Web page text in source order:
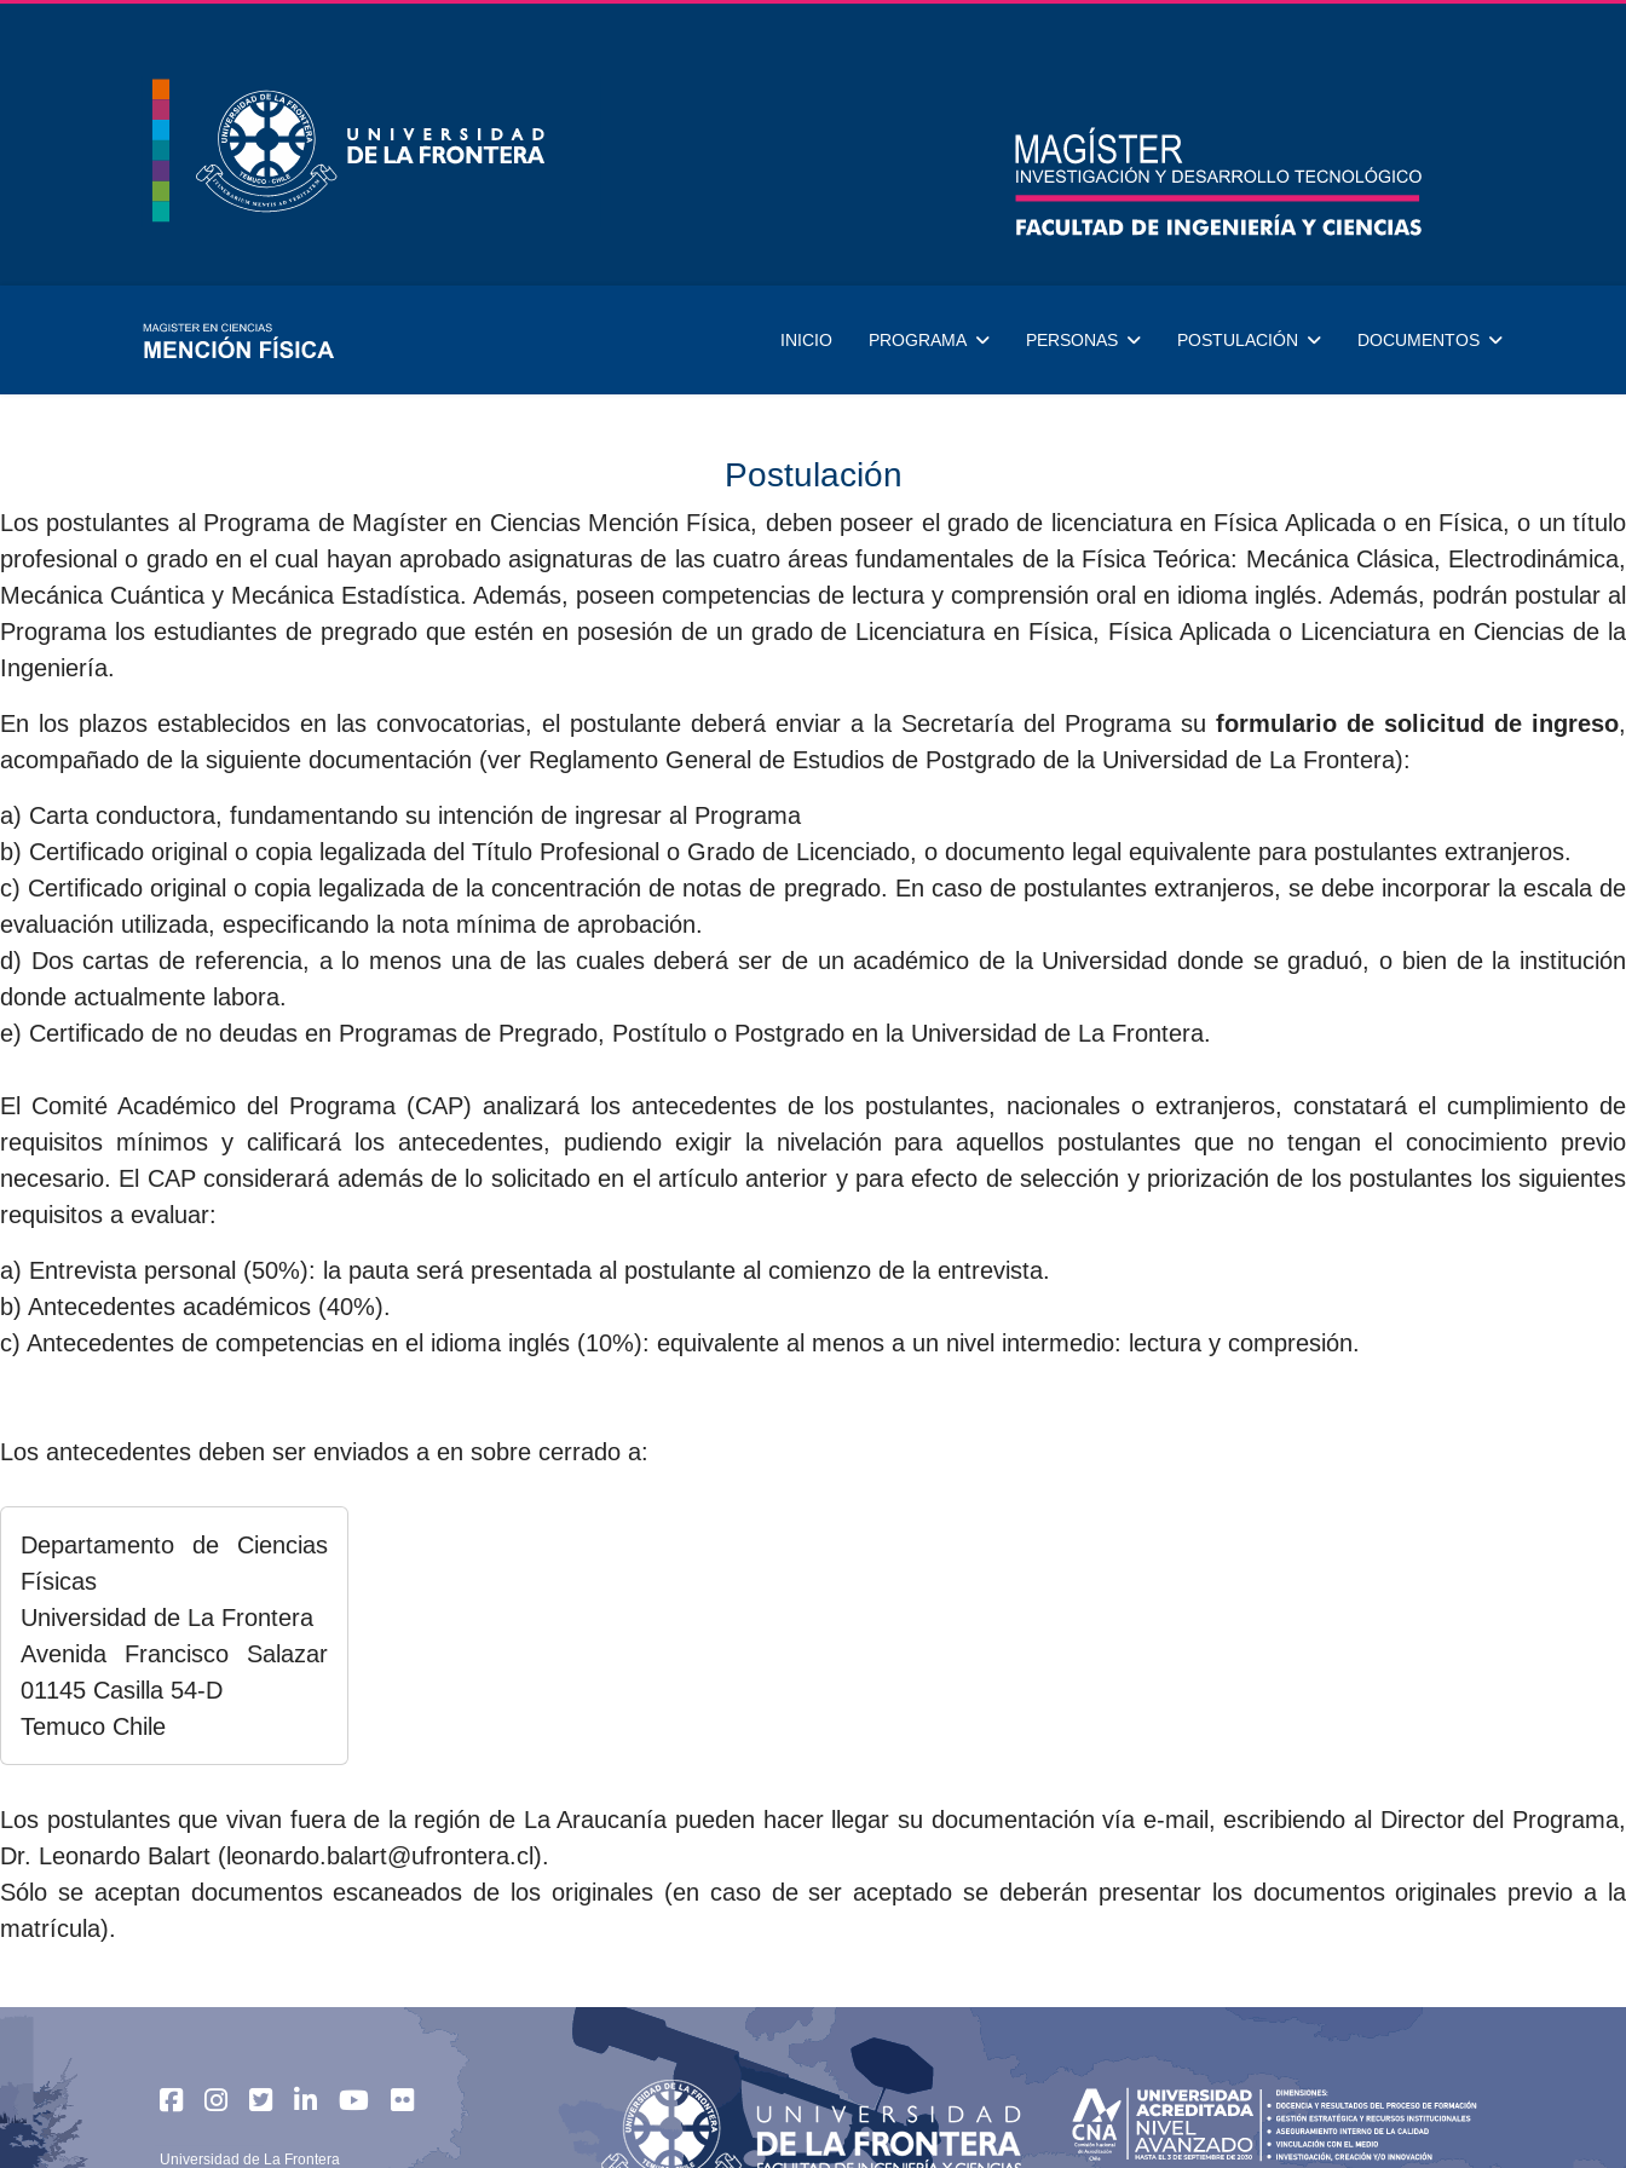
INICIO PROGRAMA PERSONAS POSTULACIÓN DOCUMENTOS
Postulación
Los postulantes al Programa de Magíster en Ciencias Mención Física, deben poseer el grado de licenciatura en Física Aplicada o en Física, o un título
profesional o grado en el cual hayan aprobado asignaturas de las cuatro áreas fundamentales de la Física Teórica: Mecánica Clásica, Electrodinámica,
Mecánica Cuántica y Mecánica Estadística. Además, poseen competencias de lectura y comprensión oral en idioma inglés. Además, podrán postular al
Programa los estudiantes de pregrado que estén en posesión de un grado de Licenciatura en Física, Física Aplicada o Licenciatura en Ciencias de la
Ingeniería.
En los plazos establecidos en las convocatorias, el postulante deberá enviar a la Secretaría del Programa su formulario de solicitud de ingreso,
acompañado de la siguiente documentación (ver Reglamento General de Estudios de Postgrado de la Universidad de La Frontera):
a) Carta conductora, fundamentando su intención de ingresar al Programa
b) Certificado original o copia legalizada del Título Profesional o Grado de Licenciado, o documento legal equivalente para postulantes extranjeros.
c) Certificado original o copia legalizada de la concentración de notas de pregrado. En caso de postulantes extranjeros, se debe incorporar la escala de
evaluación utilizada, especificando la nota mínima de aprobación.
d) Dos cartas de referencia, a lo menos una de las cuales deberá ser de un académico de la Universidad donde se graduó, o bien de la institución
donde actualmente labora.
e) Certificado de no deudas en Programas de Pregrado, Postítulo o Postgrado en la Universidad de La Frontera.
El Comité Académico del Programa (CAP) analizará los antecedentes de los postulantes, nacionales o extranjeros, constatará el cumplimiento de
requisitos mínimos y calificará los antecedentes, pudiendo exigir la nivelación para aquellos postulantes que no tengan el conocimiento previo
necesario. El CAP considerará además de lo solicitado en el artículo anterior y para efecto de selección y priorización de los postulantes los siguientes
requisitos a evaluar:
a) Entrevista personal (50%): la pauta será presentada al postulante al comienzo de la entrevista.
b) Antecedentes académicos (40%).
c) Antecedentes de competencias en el idioma inglés (10%): equivalente al menos a un nivel intermedio: lectura y compresión.
Los antecedentes deben ser enviados a en sobre cerrado a:
Departamento de Ciencias
Físicas
Universidad de La Frontera
Avenida Francisco Salazar
01145 Casilla 54-D
Temuco Chile
Los postulantes que vivan fuera de la región de La Araucanía pueden hacer llegar su documentación vía e-mail, escribiendo al Director del Programa,
Dr. Leonardo Balart (leonardo.balart@ufrontera.cl).
Sólo se aceptan documentos escaneados de los originales (en caso de ser aceptado se deberán presentar los documentos originales previo a la
matrícula).
Universidad de La Frontera